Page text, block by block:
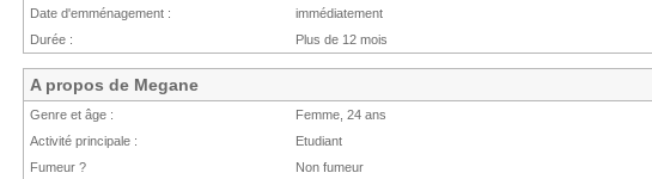
Date d'emménagement :
immédiatement
Durée :
Plus de 12 mois
A propos de Megane
Genre et âge :
Femme, 24 ans
Activité principale :
Etudiant
Fumeur ?
Non fumeur